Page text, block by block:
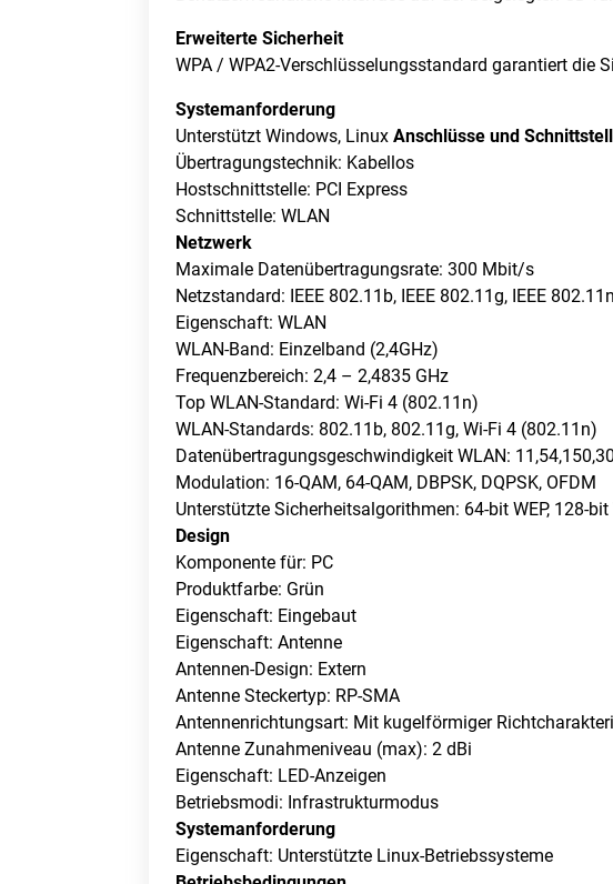
Erweiterte Sicherheit
WPA / WPA2-Verschlüsselungsstandard garantiert die
Systemanforderung
Unterstützt Windows, LinuxAnschlüsse und
Übertragungstechnik: Kabellos
Hostschnittstelle: PCI Express
Schnittstelle: WLAN
Netzwerk
Maximale Datenübertragungsrate: 300 Mbit/s
Netzstandard: IEEE 802.11b, IEEE 802.11g, IEEE 802.11n
Eigenschaft: WLAN
WLAN-Band: Einzelband (2,4GHz)
Frequenzbereich: 2,4 – 2,4835 GHz
Top WLAN-Standard: Wi-Fi 4 (802.11n)
WLAN-Standards: 802.11b, 802.11g, Wi-Fi 4 (802.11n)
Datenübertragungsgeschwindigkeit WLAN:
Modulation: 16-QAM, 64-QAM, DBPSK, DQPSK, OFDM
Unterstützte Sicherheitsalgorithmen: 64-bit WEP, 128-bit
Design
Komponente für: PC
Produktfarbe: Grün
Eigenschaft: Eingebaut
Eigenschaft: Antenne
Antennen-Design: Extern
Antenne Steckertyp: RP-SMA
Antennenrichtungsart: Mit kugelförmiger
Antenne Zunahmeniveau (max): 2 dBi
Eigenschaft: LED-Anzeigen
Betriebsmodi: Infrastrukturmodus
Systemanforderung
Eigenschaft: Unterstützte Linux-Betriebssysteme